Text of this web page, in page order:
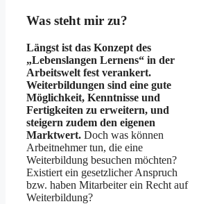
Was steht mir zu?
Längst ist das Konzept des
„Lebenslangen Lernens“ in der
Arbeitswelt fest verankert.
Weiterbildungen sind eine gute
Möglichkeit, Kenntnisse und
Fertigkeiten zu erweitern, und
steigern zudem den eigenen
Marktwert. Doch was können
Arbeitnehmer tun, die eine
Weiterbildung besuchen möchten?
Existiert ein gesetzlicher Anspruch
bzw. haben Mitarbeiter ein Recht auf
Weiterbildung?